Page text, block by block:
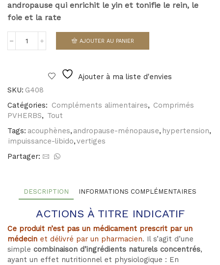
andropause qui enrichit le yin et tonifie le rein, le
foie et la rate
quantité
ménopause
andropause
AJOUTER AU PANIER
Ajouter à ma liste d'envies
SKU: G408
Catégories: Compléments alimentaires, Comprimés
PVHERBS, Tout
Tags: acouphènes, andropause-ménopause, hypertension,
impuissance-libido,vertiges
Partager:
DESCRIPTION INFORMATIONS COMPLÉMENTAIRES
ACTIONS À TITRE INDICATIF
Ce produit n’est pas un médicament prescrit par un
médecin et délivré par un pharmacien. Il s’agit d’une
simple combinaison d’ingrédients naturels concentrés,
ayant un effet nutritionnel et physiologique : En